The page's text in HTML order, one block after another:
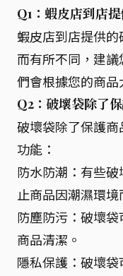
Q1：蝦皮店到店
蝦皮店到店提供
而有所不同，建
們會根據您的商品
Q2：破壞袋除了
破壞袋除了保護
功能：
防水防潮：有些
止商品因潮濕環境
防塵防污：破壞
商品清潔。
隱私保護：破壞